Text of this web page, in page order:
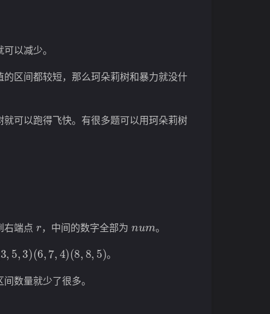
以减少。
区间都较短，那么珂朵莉树和暴力就没什
可以跑得飞快。有很多题可以用珂朵莉树
右端点 ，中间的数字全部为 。
3 (6 7,4)( 8,8 ,5 ) 。
数量就少了很多。